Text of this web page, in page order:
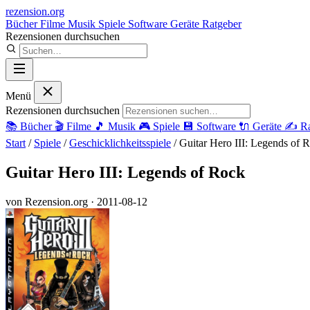
rezension.org
BücherFilme Musik Spiele Software Geräte Ratgeber
Rezensionen durchsuchen
Menü
Rezensionen durchsuchen
📚 Bücher 🎬 Filme 🎵 Musik 🎮 Spiele 💾 Software 🔌 Geräte ✍️
Start / Spiele / Geschicklichkeitsspiele / Guitar Hero III: Legends of
Guitar Hero III: Legends of Rock
von Rezension.org · 2011-08-12